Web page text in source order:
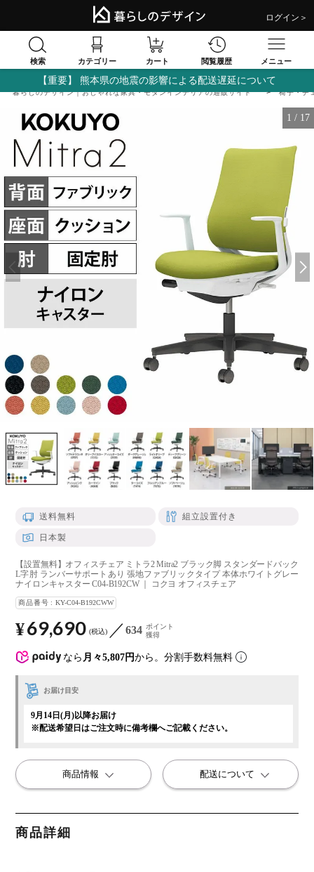
ログイン＞
検索 カテゴリー カート 閲覧履歴 メニュー
【重要】 熊本県の地震の影響による配送遅延について
暮らしのデザイン｜おしゃれな家具・モダンインテリアの通販サイト 椅子・チ
1 / 17
商品詳細
送料無料 組立設置付き
日本製
【設置無料】オフィスチェア ミトラ2 Mitra2 ブラック脚 スタンダードバック
L字肘 ランバーサポートあり 張地ファブリックタイプ 本体ホワイトグレー
ナイロンキャスター C04-B192CW ｜ コクヨ オフィスチェア
商品番号 KY-C04-B192CWW
なら 月々5,807円から。分割手数料無料
¥69,690 税込 634 ポイント
獲得
お届け目安
9月14日(月)以降お届け
※配送希望日はご注文時に備考欄へご記載ください。
商品情報 配送について